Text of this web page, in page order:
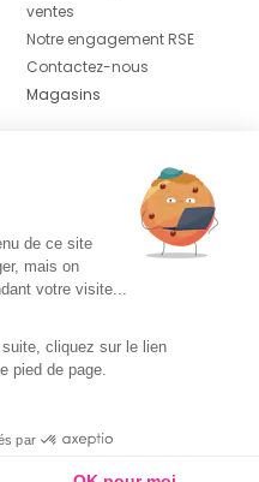
ventes
Notre engagement RSE
Contactez-nous
Magasins
de ce site
mais on
votre visite...
cliquez sur le lien
pied de page.
par